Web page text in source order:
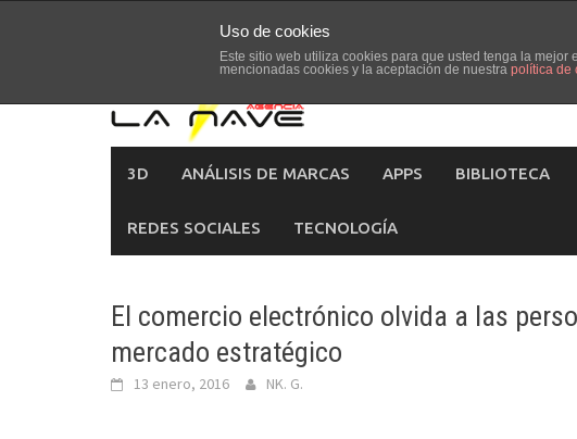
3D ANÁLISIS DE MARCAS APPS BIBLIOTECA
REDES SOCIALES TECNOLOGÍA
El comercio electrónico olvida a las
mercado estratégico
13 enero, 2016 NK. G.
Uso de cookies
Este sitio web utiliza cookies para que usted tenga la
mencionadas cookies y la aceptación de nuestra política de